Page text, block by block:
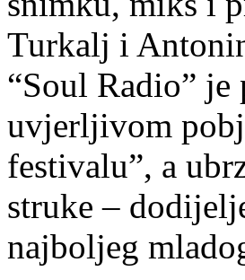
Turkalj i
“Soul Radio”
uvjerljivom
festivalu”, a
struke –
najboljeg